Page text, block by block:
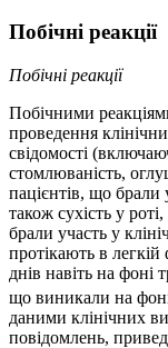
Побічні реакції
Побічні реакції
Побічними
проведення
свідомості
стомлюваність,
пацієнтів, що брали
також сухість у
брали участь у
протікають в
днів навіть на фоні
що виникали на
даними клінічних
повідомлень,